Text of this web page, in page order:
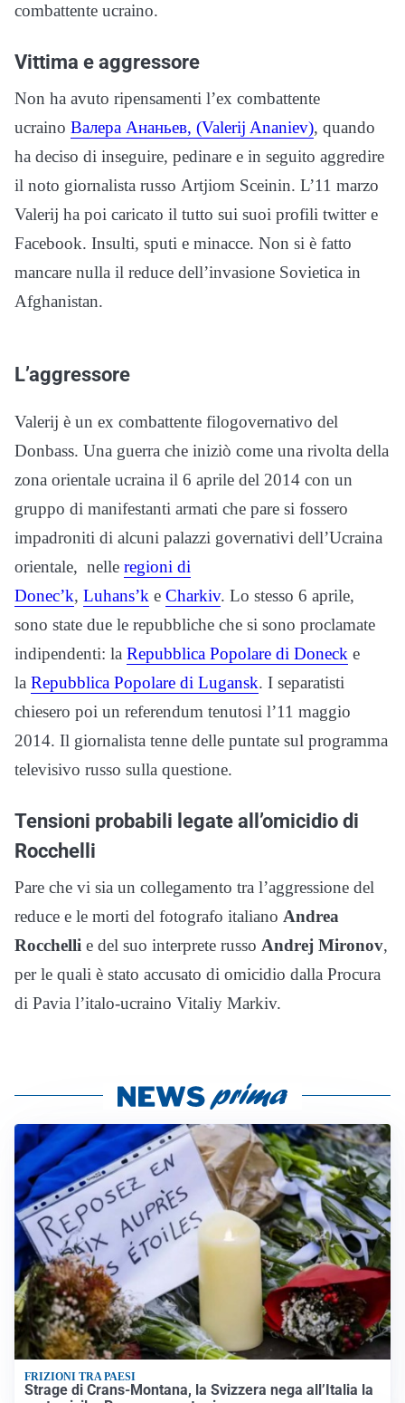
combattente ucraino.
Vittima e aggressore
Non ha avuto ripensamenti l’ex combattente
ucraino Валера Ананьев, (Valerij Ananiev), quando
ha deciso di inseguire, pedinare e in seguito aggredire
il noto giornalista russo Artjiom Sceinin. L’11 marzo
Valerij ha poi caricato il tutto sui suoi profili twitter e
Facebook. Insulti, sputi e minacce. Non si è fatto
mancare nulla il reduce dell’invasione Sovietica in
Afghanistan.
L’aggressore
Valerij è un ex combattente filogovernativo del
Donbass. Una guerra che iniziò come una rivolta della
zona orientale ucraina il 6 aprile del 2014 con un
gruppo di manifestanti armati che pare si fossero
impadroniti di alcuni palazzi governativi dell’Ucraina
orientale, nelle regioni di
Donec’k, Luhans’k e Charkiv. Lo stesso 6 aprile,
sono state due le repubbliche che si sono proclamate
indipendenti: la Repubblica Popolare di Doneck e
la Repubblica Popolare di Lugansk. I separatisti
chiesero poi un referendum tenutosi l’11 maggio
2014. Il giornalista tenne delle puntate sul programma
televisivo russo sulla questione.
Tensioni probabili legate all’omicidio di
Rocchelli
Pare che vi sia un collegamento tra l’aggressione del
reduce e le morti del fotografo italiano Andrea
Rocchelli e del suo interprete russo Andrej Mironov,
per le quali è stato accusato di omicidio dalla Procura
di Pavia l’italo-ucraino Vitaliy Markiv.
FRIZIONI TRA PAESI
Strage di Crans-Montana, la Svizzera nega all’Italia la